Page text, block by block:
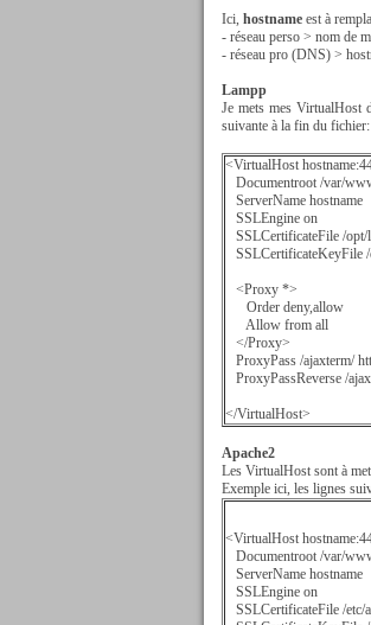
Ici, hostname est à
- réseau perso > nom de
- réseau pro (DNS) >
Lampp
Je mets mes VirtualHost
suivante à la fin du fichier:
<VirtualHost
Documentroot /var/
ServerName hostname
SSLEngine on
SSLCertificateFile /opt/
SSLCertificateKeyFile /
<Proxy *>
Order deny,allow
Allow from all
</Proxy>
ProxyPass /ajaxterm/
ProxyPassReverse /
</VirtualHost>
Apache2
Les VirtualHost sont à
Exemple ici, les lignes
<VirtualHost
Documentroot /var/
ServerName hostname
SSLEngine on
SSLCertificateFile /etc/